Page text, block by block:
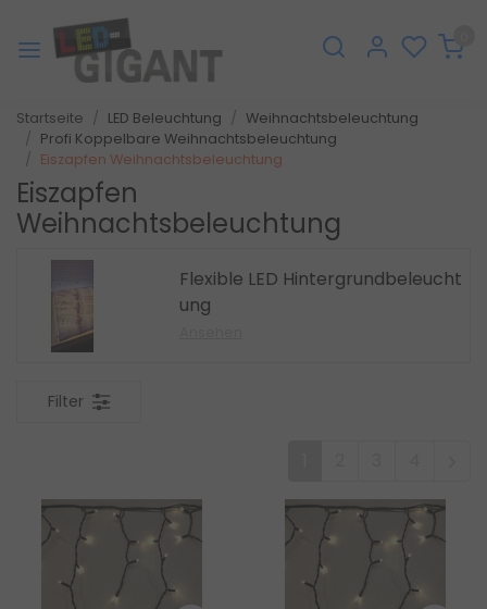
Startseite LED Beleuchtung
Weihnachtsbeleuchtung
Profi Koppelbare Weihnachtsbeleuchtung
Eiszapfen Weihnachtsbeleuchtung
Eiszapfen
Weihnachtsbeleuchtung
Flexible LED Hintergrundbeleucht
ung
Filter